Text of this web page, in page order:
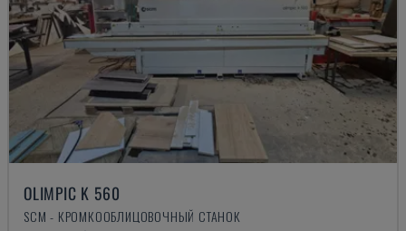
OLIMPIC K 560
SCM - КРОМКООБЛИЦОВОЧНЫЙ СТАНОК